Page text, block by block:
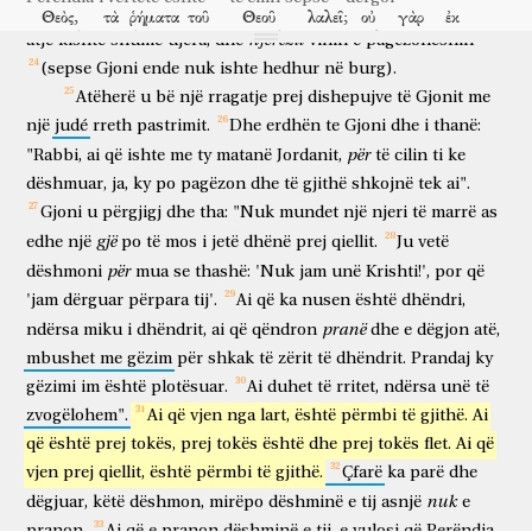
Θεὸς,
τὰ ῥήματα τοῦ Θεοῦ λαλεῖ; οὐ γὰρ ἐκ
μέτρου
mase
δίδωσιν
jep
Πνεῦμα.
Frymën
Πατὴρ
Ati
ἀγαπᾷ
do
τὸν
πάντα
të gjitha
δέδωκεν
ka dhënë
ἐν
në
τῇ χειρὶ
dorën
αὐτοῦ.
e tij
ὁ
ai
πιστεύων
që beson
εἰς
në
τὸν
Υἱὸν,
Birin
ἔχει
ka
ζωὴν
jetë
αἰώνιον;
të përjetshme
ὁ
ai
δὲ
por
ἀπειθῶν
që nuk bindet
τῷ Υἱῷ,
Birit
οὐκ
nuk
ὄψεται ζωήν, ἀλλ’ ἡ ὀργὴ τοῦ Θεοῦ
μένει
mbetet
ἐπ’
mbi
αὐτόν.
atë
edhe Gjoni ishte duke pagëzuar Enon, afër Salimit,
sepse
atje kishte shumë ujëra, dhe njerëzit vinin e pagëzoheshin
(sepse Gjoni ende nuk ishte hedhur në burg).
Atëherë u bë një rragatje prej dishepujve të Gjonit me
një judé rreth pastrimit. Dhe erdhën te Gjoni dhe i thanë:
"Rabbi, ai që ishte me ty matanë Jordanit, për të cilin ti ke
dëshmuar, ja, ky po pagëzon dhe të gjithë shkojnë tek ai".
Gjoni u përgjigj dhe tha: "Nuk mundet një njeri të marrë as
edhe një gjë po të mos i jetë dhënë prej qiellit. Ju vetë
dëshmoni për mua se thashë: 'Nuk jam unë Krishti!', por që
'jam dërguar përpara tij'. Ai që ka nusen është dhëndri,
ndërsa miku i dhëndrit, ai që qëndron pranë dhe e dëgjon atë,
mbushet me gëzim për shkak të zërit të dhëndrit. Prandaj ky
gëzimi im është plotësuar. Ai duhet të rritet, ndërsa unë të
zvogëlohem".
Ai që vjen nga lart, është përmbi të gjithë. Ai
që është prej tokës, prej tokës është dhe prej tokës flet. Ai që
vjen prej qiellit, është përmbi të gjithë. Çfarë ka parë dhe
dëgjuar, këtë dëshmon, mirëpo dëshminë e tij asnjë nuk e